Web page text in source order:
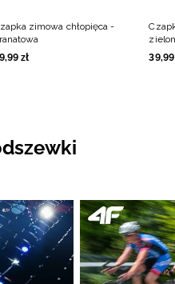
zimowa chłopięca -
,99 zł
39,99